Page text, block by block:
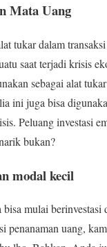
Mata Uang
tukar dalam
saat terjadi krisis
sebagai alat
ini juga bisa
Peluang investasi
bukan?
modal kecil
mulai berinvestasi
penanaman uang,